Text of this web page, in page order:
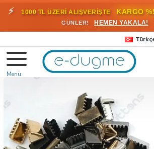
⚡ 1000 TL ÜZERİ ALIŞVERİŞTE KARGO
GÜNLER!
HEMEN YAKALA!